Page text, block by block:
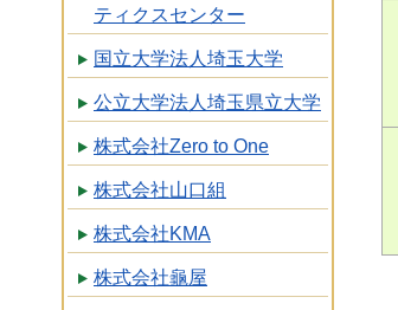
ティクスセンター
国立大学法人埼玉大学
公立大学法人埼玉県立大学
株式会社Zero to One
株式会社山口組
株式会社KMA
株式会社龜屋